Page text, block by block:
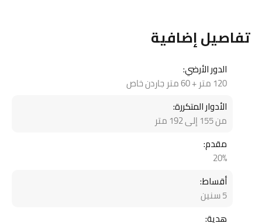
تفاصيل إضافية
الدور الأرضي:
120 متر + 60 متر جاردن خاص
الأدوار المتكررة:
من 155 إلى 192 متر
مقدم:
20%
أقساط:
5 سنين
هدية: